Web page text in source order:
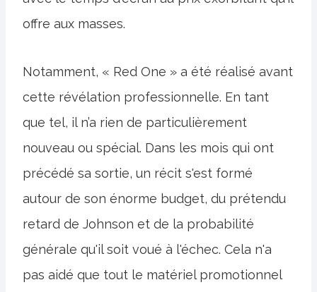
offre aux masses.
Notamment, « Red One » a été réalisé avant
cette révélation professionnelle. En tant
que tel, il n’a rien de particulièrement
nouveau ou spécial. Dans les mois qui ont
précédé sa sortie, un récit s'est formé
autour de son énorme budget, du prétendu
retard de Johnson et de la probabilité
générale qu'il soit voué à l'échec. Cela n'a
pas aidé que tout le matériel promotionnel